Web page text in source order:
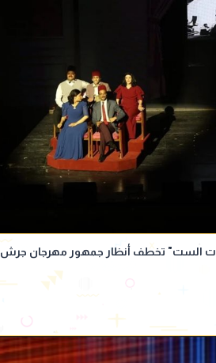
الست" تخطف أنظار جمهور مهرجان جرش